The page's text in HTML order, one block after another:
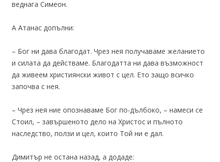
веднага Симеон.
А Атанас допълни:
– Бог ни дава благодат. Чрез нея получаваме желанието
и силата да действаме. Благодатта ни дава възможност
да живеем християнски живот с цел. Ето защо всичко
започва с нея.
– Чрез нея ние опознаваме Бог по-дълбоко, – намеси се
Стоил, – завършеното дело на Христос и пълното
наследство, ползи и цел, които Той ни е дал.
Димитър не остана назад, а додаде: